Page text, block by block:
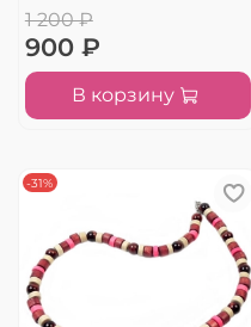
1 200 ₽
900 ₽
В корзину
-31%